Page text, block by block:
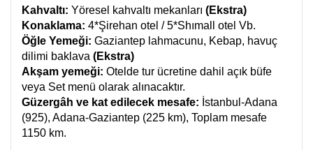
Kahvaltı: Yöresel kahvaltı mekanları (Ekstra)
Konaklama: 4*Şirehan otel / 5*Shımall otel Vb.
Öğle Yemeği: Gaziantep lahmacunu, Kebap, havuç
dilimi baklava (Ekstra)
Akşam yemeği: Otelde tur ücretine dahil açık büfe
veya Set menü olarak alınacaktır.
Güzergâh ve kat edilecek mesafe: İstanbul-Adana
(925), Adana-Gaziantep (225 km), Toplam mesafe
1150 km.